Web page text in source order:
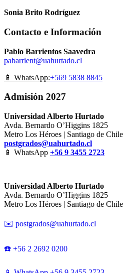
Sonia Brito Rodríguez
Contacto e Información
Pablo Barrientos Saavedra
pabarrient@uahurtado.cl
📱 WhatsApp:+569 5838 8845
Admisión 2027
Universidad Alberto Hurtado
Avda. Bernardo O’Higgins 1825
Metro Los Héroes | Santiago de Chile
postgrados@uahurtado.cl
📱 WhatsApp +56 9 3455 2723
Universidad Alberto Hurtado
Avda. Bernardo O’Higgins 1825
Metro Los Héroes | Santiago de Chile
✉️ postgrados@uahurtado.cl
☎️ +56 2 2692 0200